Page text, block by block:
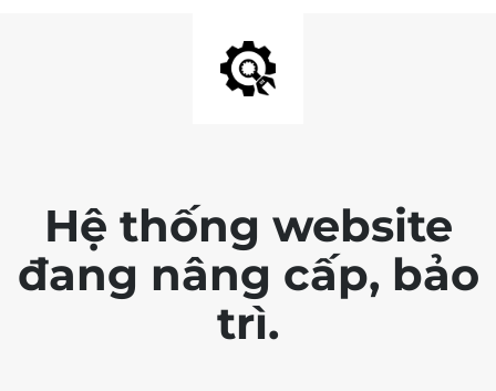
Hệ thống website
đang nâng cấp, bảo
trì.